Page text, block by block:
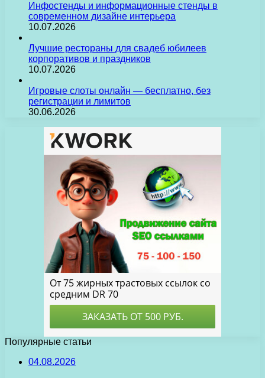
Инфостенды и информационные стенды в
современном дизайне интерьера
10.07.2026
Лучшие рестораны для свадеб юбилеев
корпоративов и праздников
10.07.2026
Игровые слоты онлайн — бесплатно, без
регистрации и лимитов
30.06.2026
Популярные статьи
04.08.2026